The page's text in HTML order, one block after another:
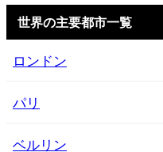
世界の主要都市一覧
ロンドン
パリ
ベルリン